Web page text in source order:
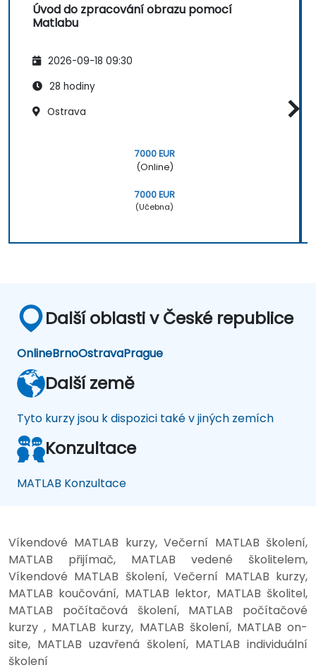
Úvod do zpracování obrazu pomocí
Matlabu
2026-09-18 09:30
28 hodiny
Ostrava
7000 EUR
(Online)
7000 EUR
(Učebna)
Další oblasti v České republice
OnlineBrnoOstravaPrague
Další země
Tyto kurzy jsou k dispozici také v jiných zemích
Konzultace
MATLAB Konzultace
Víkendové MATLAB kurzy, Večerní MATLAB školení,
MATLAB přijímač, MATLAB vedené školitelem,
Víkendové MATLAB školení, Večerní MATLAB kurzy,
MATLAB koučování, MATLAB lektor, MATLAB školitel,
MATLAB počítačová školení, MATLAB počítačové
kurzy , MATLAB kurzy, MATLAB školení, MATLAB on-
site, MATLAB uzavřená školení, MATLAB individuální
školení